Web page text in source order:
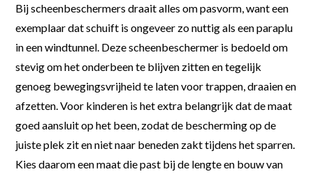
Bij scheenbeschermers draait alles om pasvorm, want een
exemplaar dat schuift is ongeveer zo nuttig als een paraplu
in een windtunnel. Deze scheenbeschermer is bedoeld om
stevig om het onderbeen te blijven zitten en tegelijk
genoeg bewegingsvrijheid te laten voor trappen, draaien en
afzetten. Voor kinderen is het extra belangrijk dat de maat
goed aansluit op het been, zodat de bescherming op de
juiste plek zit en niet naar beneden zakt tijdens het sparren.
Kies daarom een maat die past bij de lengte en bouw van